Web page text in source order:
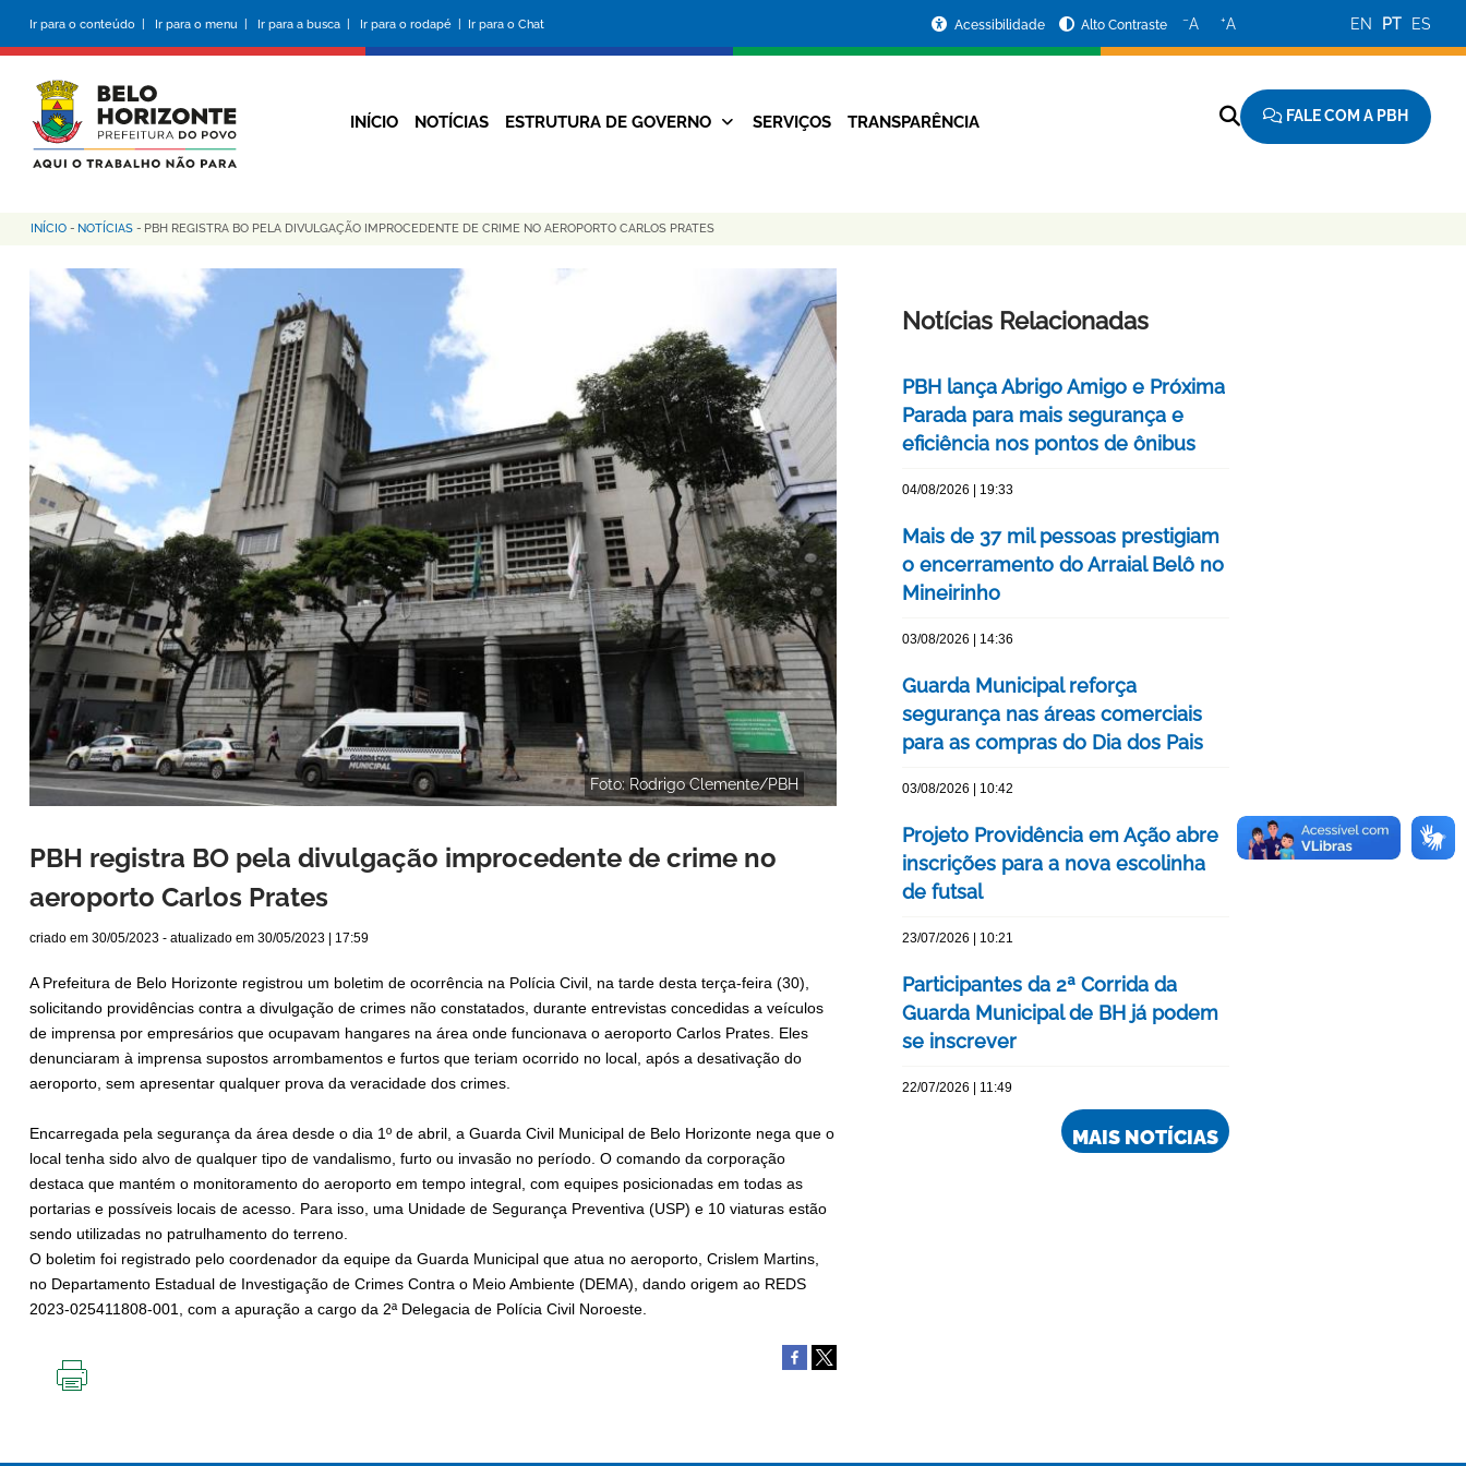
conteúdo
principal
Ir para o conteúdo | Ir para o menu | Ir para a busca | Ir para o rodapé | Ir para o Chat
da
Prefeitura
Acessibilidade Alto Contraste −A +A EN PT ES
Navegação
INÍCIO NOTÍCIAS ESTRUTURA DE GOVERNO SERVIÇOS TRANSPARÊNCIA FALE COM A PBH
Trilha
navegação
INÍCIO - NOTÍCIAS - PBH REGISTRA BO PELA DIVULGAÇÃO IMPROCEDENTE DE CRIME NO AEROPORTO CARLOS PRATES
Foto: Rodrigo Clemente/PBH
PBH registra BO pela divulgação improcedente de crime no
aeroporto Carlos Prates
criado em 30/05/2023 - atualizado em 30/05/2023 | 17:59
A Prefeitura de Belo Horizonte registrou um boletim de ocorrência na Polícia Civil, na tarde desta terça-feira (30),
solicitando providências contra a divulgação de crimes não constatados, durante entrevistas concedidas a veículos
de imprensa por empresários que ocupavam hangares na área onde funcionava o aeroporto Carlos Prates. Eles
denunciaram à imprensa supostos arrombamentos e furtos que teriam ocorrido no local, após a desativação do
aeroporto, sem apresentar qualquer prova da veracidade dos crimes.
Encarregada pela segurança da área desde o dia 1º de abril, a Guarda Civil Municipal de Belo Horizonte nega que o
local tenha sido alvo de qualquer tipo de vandalismo, furto ou invasão no período. O comando da corporação
destaca que mantém o monitoramento do aeroporto em tempo integral, com equipes posicionadas em todas as
portarias e possíveis locais de acesso. Para isso, uma Unidade de Segurança Preventiva (USP) e 10 viaturas estão
sendo utilizadas no patrulhamento do terreno.
O boletim foi registrado pelo coordenador da equipe da Guarda Municipal que atua no aeroporto, Crislem Martins,
no Departamento Estadual de Investigação de Crimes Contra o Meio Ambiente (DEMA), dando origem ao REDS
2023-025411808-001, com a apuração a cargo da 2ª Delegacia de Polícia Civil Noroeste.
Notícias Relacionadas
PBH lança Abrigo Amigo e Próxima
Parada para mais segurança e
eficiência nos pontos de ônibus
04/08/2026 | 19:33
Mais de 37 mil pessoas prestigiam
o encerramento do Arraial Belô no
Mineirinho
03/08/2026 | 14:36
Guarda Municipal reforça
segurança nas áreas comerciais
para as compras do Dia dos Pais
03/08/2026 | 10:42
Projeto Providência em Ação abre
inscrições para a nova escolinha
de futsal
23/07/2026 | 10:21
Participantes da 2ª Corrida da
Guarda Municipal de BH já podem
se inscrever
22/07/2026 | 11:49
MAIS NOTÍCIAS